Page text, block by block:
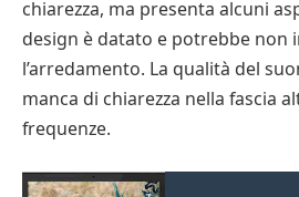
chiarezza, ma presenta alcuni
design è datato e potrebbe non
l’arredamento. La qualità del
manca di chiarezza nella fascia
frequenze.